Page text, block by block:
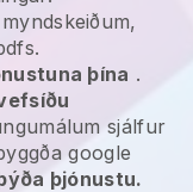
þína .
sjálfur
google
þjónustu.